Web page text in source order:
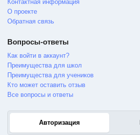
Контактная информация
О проекте
Обратная связь
Вопросы-ответы
Как войти в аккаунт?
Преимущества для школ
Преимущества для учеников
Кто может оставить отзыв
Все вопросы и ответы
Авторизация